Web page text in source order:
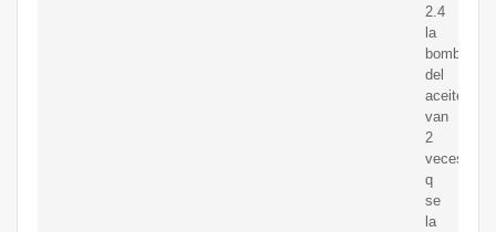
2.4
la
bomba
del
aceite
van
2
veces
q
se
la